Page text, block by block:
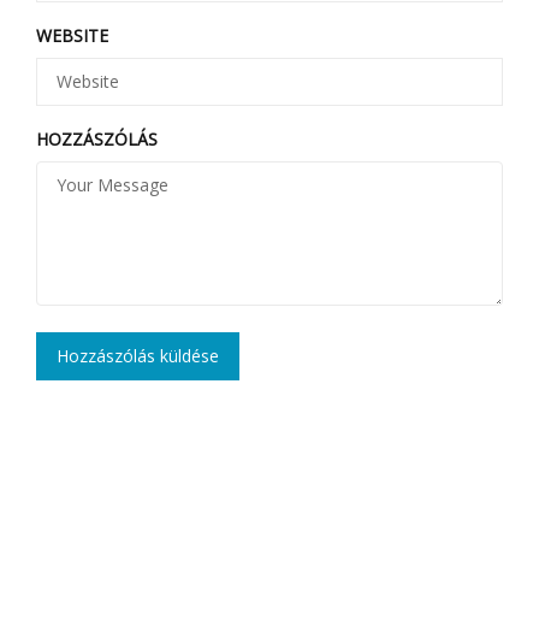
WEBSITE
HOZZÁSZÓLÁS